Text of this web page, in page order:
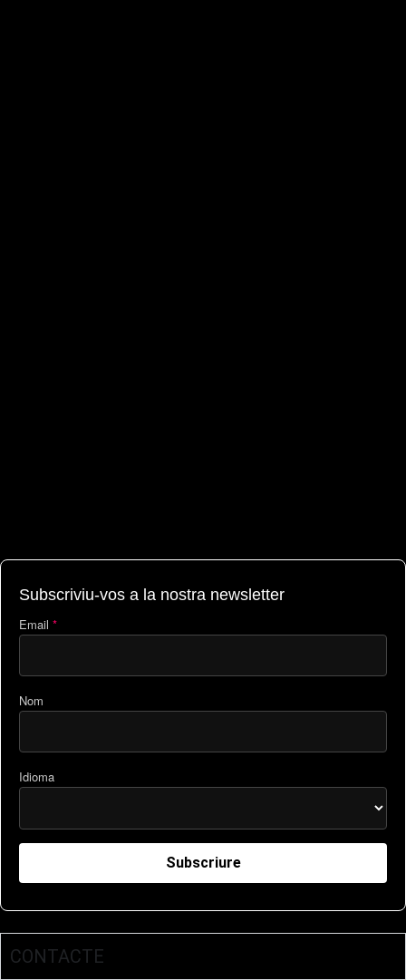
Subscriviu-vos a la nostra newsletter
Email *
Nom
Idioma
CONTACTE